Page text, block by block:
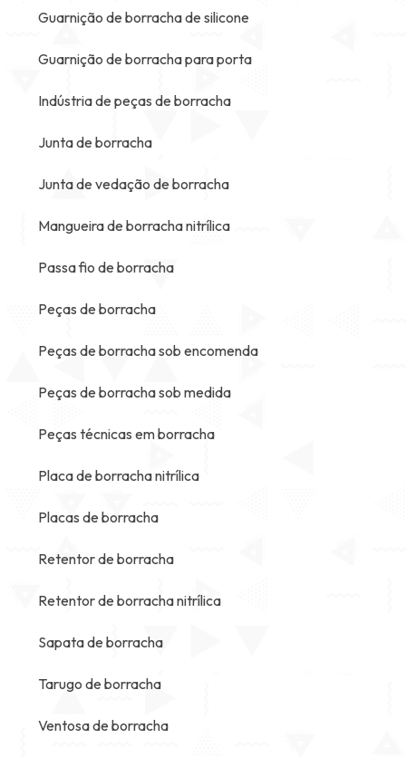
Guarnição de borracha de silicone
Guarnição de borracha para porta
Indústria de peças de borracha
Junta de borracha
Junta de vedação de borracha
Mangueira de borracha nitrílica
Passa fio de borracha
Peças de borracha
Peças de borracha sob encomenda
Peças de borracha sob medida
Peças técnicas em borracha
Placa de borracha nitrílica
Placas de borracha
Retentor de borracha
Retentor de borracha nitrílica
Sapata de borracha
Tarugo de borracha
Ventosa de borracha